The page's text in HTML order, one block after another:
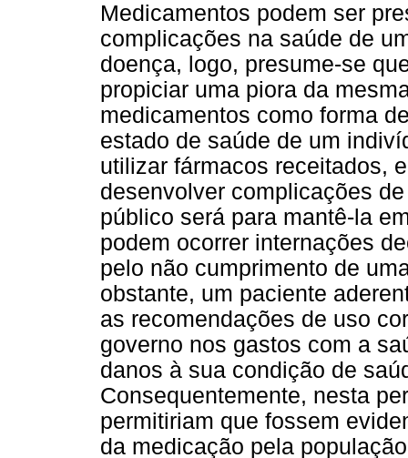
Medicamentos podem ser
complicações na saúde de
doença, logo, presume-se
propiciar uma piora da
medicamentos como forma
estado de saúde de um
utilizar fármacos receitados,
desenvolver complicações
público será para mantê-la
podem ocorrer internações
pelo não cumprimento de
obstante, um paciente
as recomendações de uso
governo nos gastos com a
danos à sua condição de
Consequentemente, nesta
permitiriam que fossem
da medicação pela